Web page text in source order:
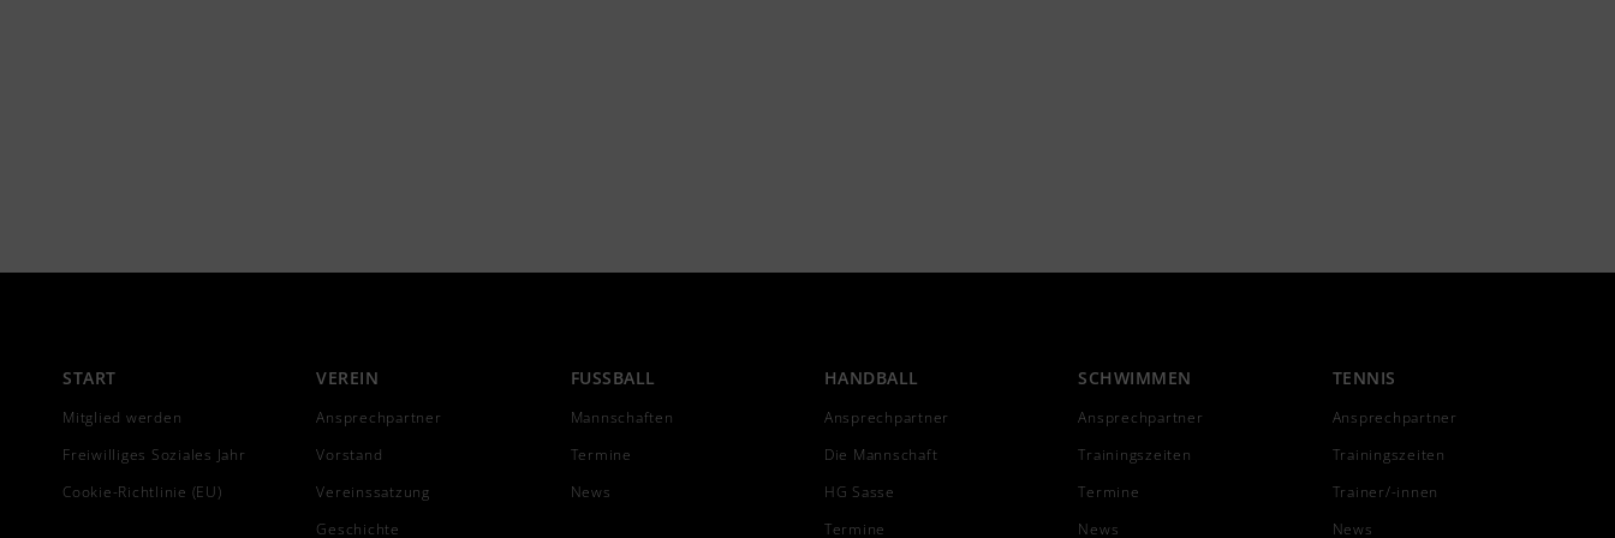
START
Mitglied werden
Freiwilliges Soziales Jahr
Cookie-Richtlinie (EU)
VEREIN
Ansprechpartner
Vorstand
Vereinssatzung
Geschichte
FUSSBALL
Mannschaften
Termine
News
HANDBALL
Ansprechpartner
Die Mannschaft
HG Sasse
Termine
SCHWIMMEN
Ansprechpartner
Trainingszeiten
Termine
News
TENNIS
Ansprechpartner
Trainingszeiten
Trainer/-innen
News